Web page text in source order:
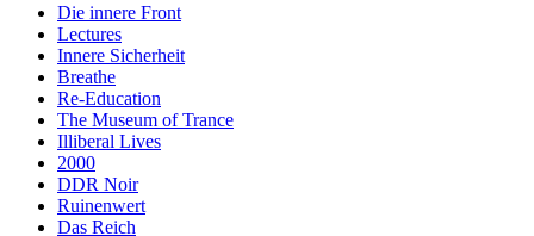
Die innere Front
Lectures
Innere Sicherheit
Breathe
Re-Education
The Museum of Trance
Illiberal Lives
2000
DDR Noir
Ruinenwert
Das Reich